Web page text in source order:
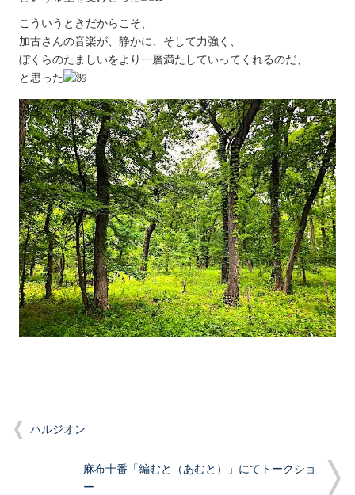
こういうときだからこそ、
加古さんの音楽が、静かに、そして力強く、
ぼくらのたましいをより一層満たしていってくれるのだ、
と思った
ハルジオン
麻布十番「編むと（あむと）」にてトークショ
ー